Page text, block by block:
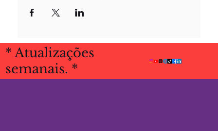
* Atualizações
semanais. *